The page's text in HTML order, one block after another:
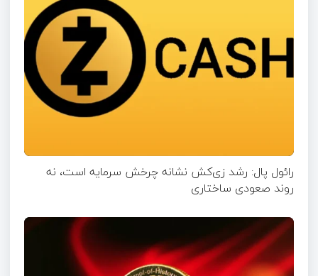
رائول پال: رشد زی‌کش نشانه چرخش سرمایه است، نه
روند صعودی ساختاری